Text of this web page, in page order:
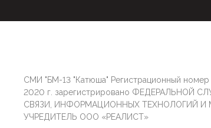
СМИ "БМ-13 "Катюша" Регистрационный
2020 г. зарегистрировано ФЕДЕРАЛЬНОЙ
СВЯЗИ, ИНФОРМАЦИОННЫХ ТЕХНОЛОГИЙ
УЧРЕДИТЕЛЬ ООО «РЕАЛИСТ»